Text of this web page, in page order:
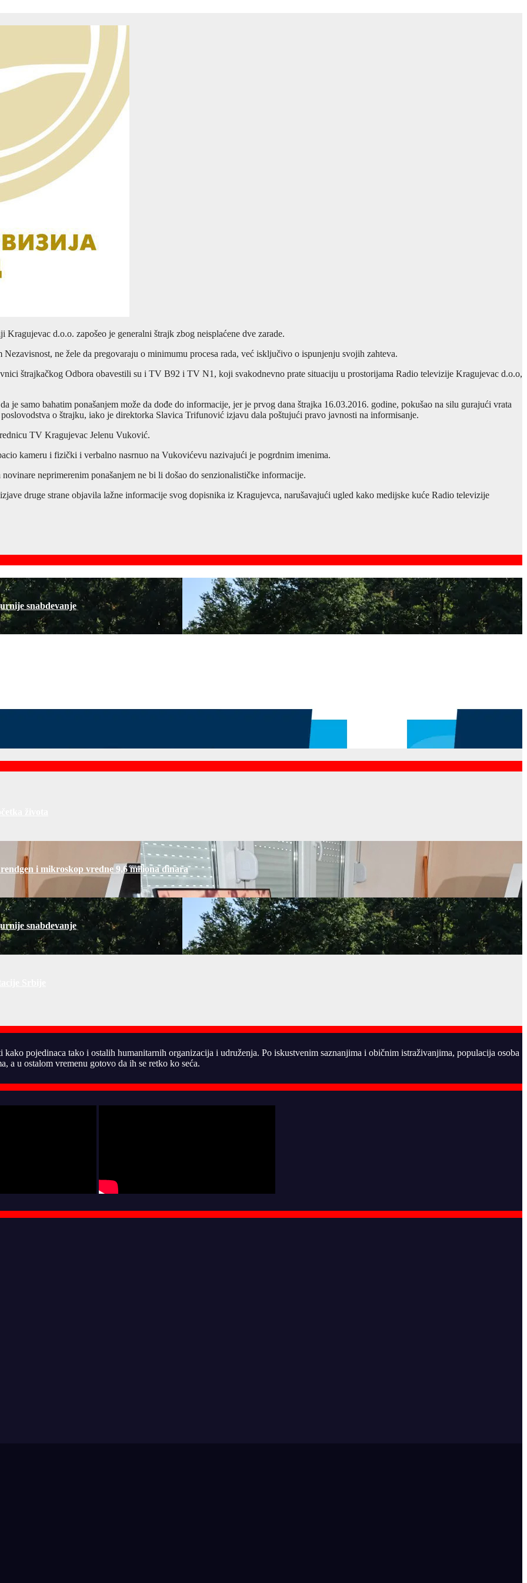
d.o.o. zapošeo je generalni štrajk zbog neisplaćene dve zarade.
ne žele da pregovaraju o minimumu procesa rada, već isključivo o ispunjenju svojih zahteva.
štrajkačkog Odbora obavestili su i TV B92 i TV N1, koji svakodnevno prate situaciju u prostorijama Radio televizije Kragujevac d.o.o,
samo bahatim ponašanjem može da dođe do informacije, jer je prvog dana štrajka 16.03.2016. godine, pokušao na silu gurajući vrata
o štrajku, iako je direktorka Slavica Trifunović izjavu dala poštujući pravo javnosti na informisanje.
TV Kragujevac Jelenu Vuković.
kameru i fizički i verbalno nasrnuo na Vukovićevu nazivajući je pogrdnim imenima.
neprimerenim ponašanjem ne bi li došao do senzionalističke informacije.
druge strane objavila lažne informacije svog dopisnika iz Kragujevca, narušavajući ugled kako medijske kuće Radio televizije
snabdevanje
i mikroskop vredne 9,6 miliona dinara
snabdevanje
pojedinaca tako i ostalih humanitarnih organizacija i udruženja. Po iskustvenim saznanjima i običnim istraživanjima, populacija osoba
a u ostalom vremenu gotovo da ih se retko ko seća.